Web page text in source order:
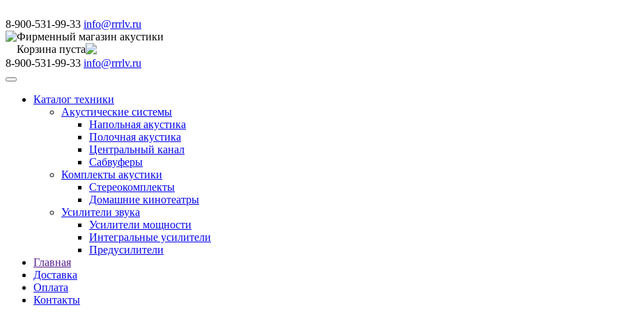
8-900-531-99-33 info@rrrlv.ru
Фирменный магазин акустики
Корзина пуста
8-900-531-99-33 info@rrrlv.ru
Меню
Каталог техники
Акустические системы
Напольная акустика
Полочная акустика
Центральный канал
Сабвуферы
Комплекты акустики
Стереокомплекты
Домашние кинотеатры
Усилители звука
Усилители мощности
Интегральные усилители
Предусилители
Главная
Доставка
Оплата
Контакты